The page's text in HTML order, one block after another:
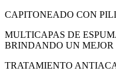
CAPITONEADO CON
MULTICAPAS DE
BRINDANDO UN MEJOR
TRATAMIENTO